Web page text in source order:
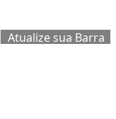
Atualize sua Barra